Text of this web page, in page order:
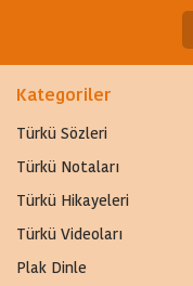
Kategoriler
Türkü Sözleri
Türkü Notaları
Türkü Hikayeleri
Türkü Videoları
Plak Dinle